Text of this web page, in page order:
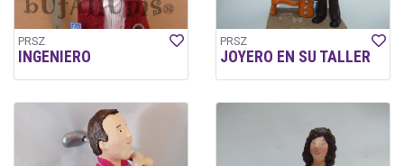
PRSZ
INGENIERO
PRSZ
JOYERO EN SU TALLER